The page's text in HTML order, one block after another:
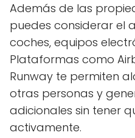
Además de las
puedes considerar el
coches, equipos
Plataformas como
Runway te permiten
otras personas y
adicionales sin tener
activamente.